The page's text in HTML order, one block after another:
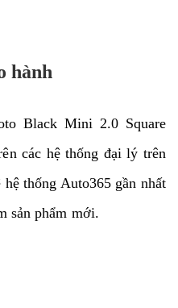
hành
Black Mini 2.0 Square
các hệ thống đại lý trên
thống Auto365 gần nhất
sản phẩm mới.